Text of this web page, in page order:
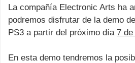
La compañía Electronic Arts ha
podremos disfrutar de la demo
PS3 a partir del próximo día 7
En esta demo tendremos la